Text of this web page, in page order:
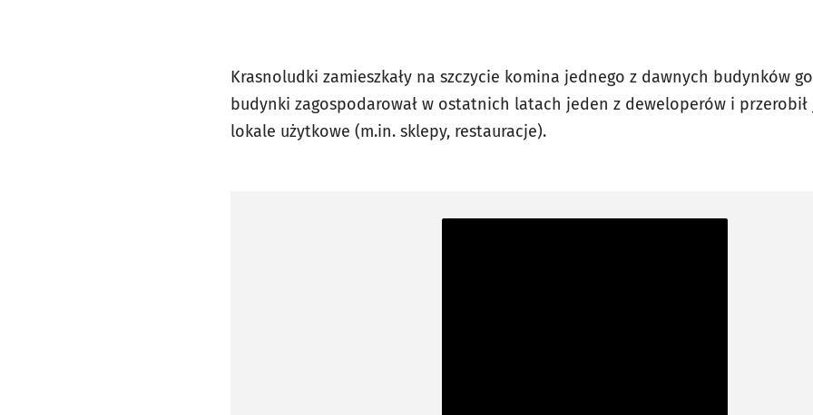
Krasnoludki zamieszkały na szczycie komina jednego z dawnych budynków
budynki zagospodarował w ostatnich latach jeden z deweloperów i przerobił
lokale użytkowe (m.in. sklepy, restauracje).